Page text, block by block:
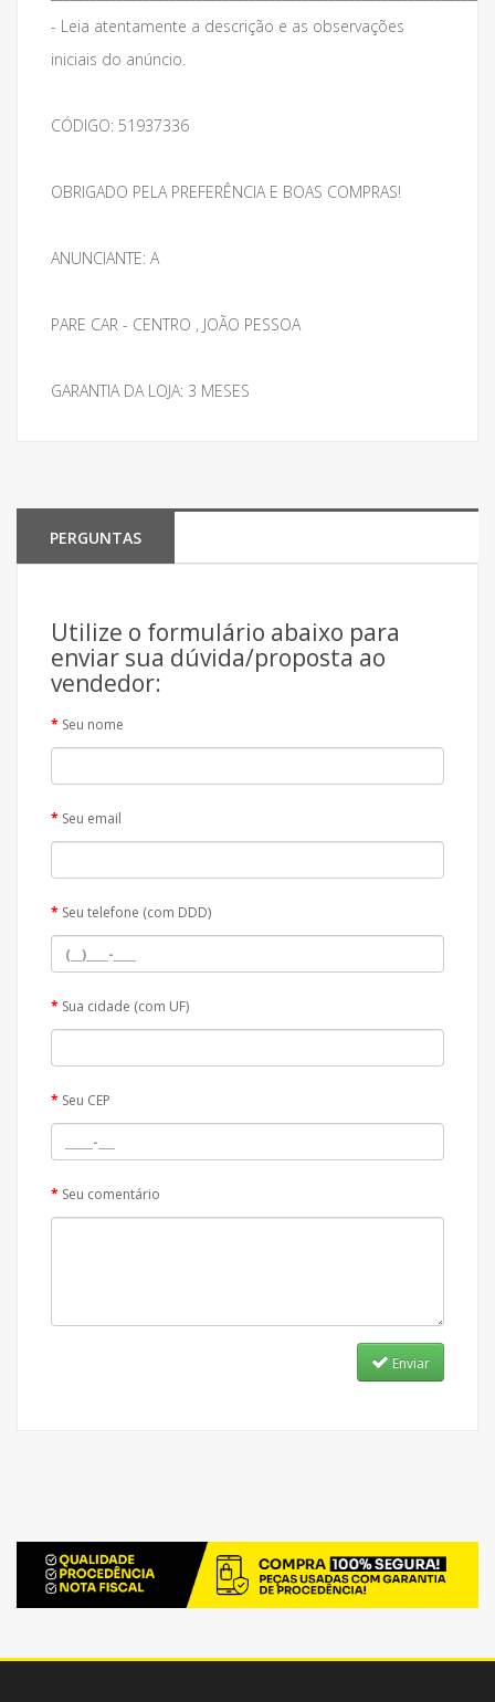
- Leia atentamente a descrição e as observações
iniciais do anúncio.
CÓDIGO: 51937336
OBRIGADO PELA PREFERÊNCIA E BOAS COMPRAS!
ANUNCIANTE: A
PARE CAR - CENTRO , JOÃO PESSOA
GARANTIA DA LOJA: 3 MESES
PERGUNTAS
Utilize o formulário abaixo para
enviar sua dúvida/proposta ao
vendedor:
Seu nome
Seu email
Seu telefone (com DDD)
Sua cidade (com UF)
Seu CEP
Seu comentário
Enviar